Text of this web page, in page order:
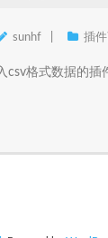
sunhf 插
csv格式数据的